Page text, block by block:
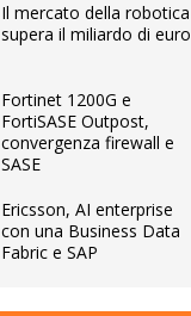
Il mercato della robotica
supera il miliardo di euro
Fortinet 1200G e
FortiSASE Outpost,
convergenza firewall e
SASE
Ericsson, AI enterprise
con una Business Data
Fabric e SAP